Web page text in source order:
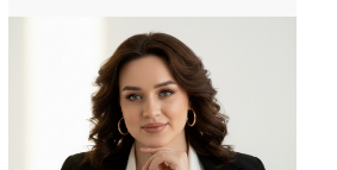
Маскаева
Победитель конкурса в
экспертное сообщество - 2025
Финалист проекта - 2024,
учитель, ведущий эксперт.
МБОУ «Лицей № 33», ФГБУ
«Росдетцентр»